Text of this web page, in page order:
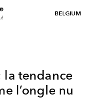
BELGIUM
la tendance
l’ongle nu